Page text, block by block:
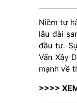
Niềm tự
lâu đài
đầu tư.
Vấn Xây
mạnh về
>>>>